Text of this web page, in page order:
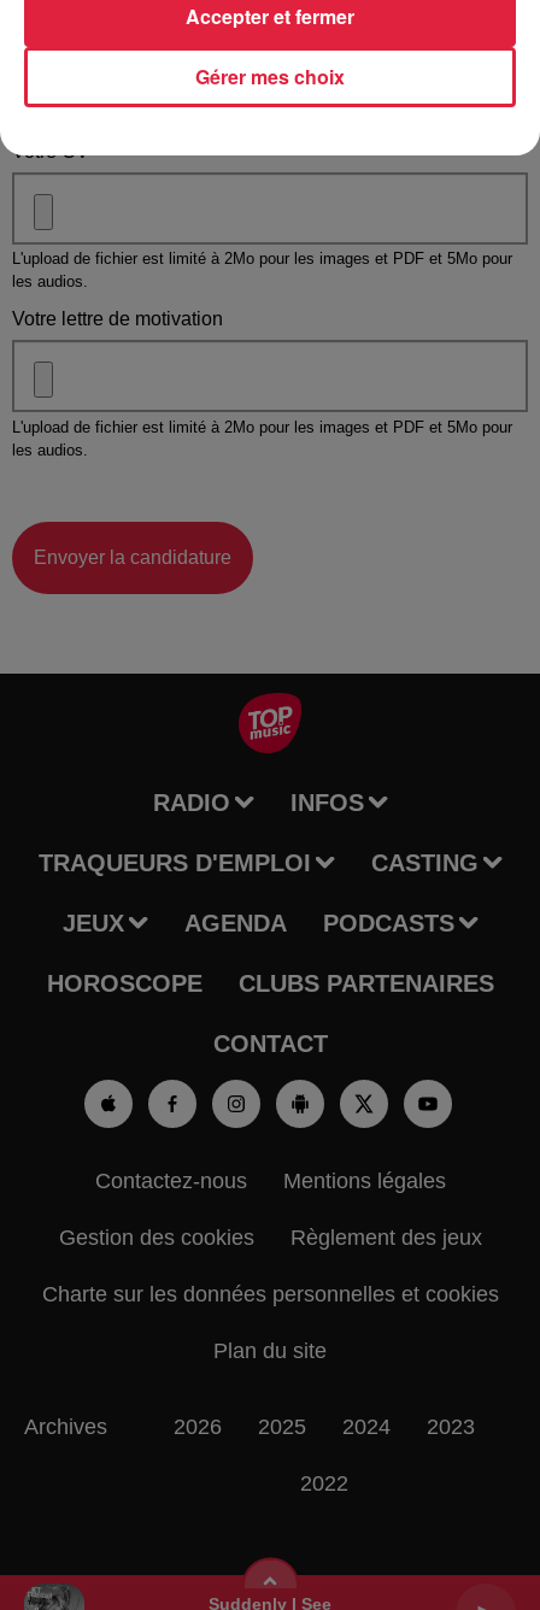
Suddenly I See
Taille maximum : 500 caractères
Votre CV
L'upload de fichier est limité à 2Mo pour les images et PDF et 5Mo pour
les audios.
Votre lettre de motivation
L'upload de fichier est limité à 2Mo pour les images et PDF et 5Mo pour
les audios.
Envoyer la candidature
RADIO INFOS
TRAQUEURS D'EMPLOI CASTING
JEUX AGENDA PODCASTS
HOROSCOPE CLUBS PARTENAIRES
CONTACT
Contactez-nous Mentions légales
Gestion des cookies Règlement des jeux
Charte sur les données personnelles et cookies
Plan du site
Archives 2026 2025 2024 2023
2022
Gérer mes choix
Accepter et fermer